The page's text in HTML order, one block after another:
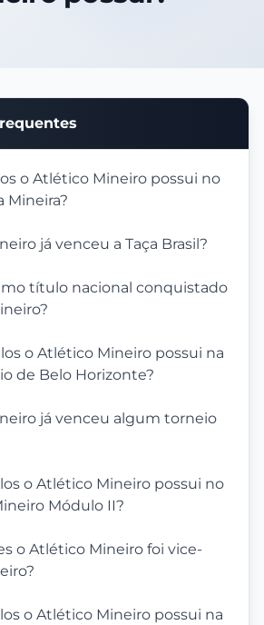
o Atlético Mineiro possui no
Mineira?
já venceu a Taça Brasil?
título nacional conquistado
o Atlético Mineiro possui na
de Belo Horizonte?
já venceu algum torneio
o Atlético Mineiro possui no
Módulo II?
o Atlético Mineiro foi vice-
o Atlético Mineiro possui na